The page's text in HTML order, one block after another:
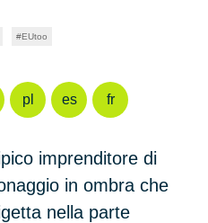
EUtoo
pl es fr
imprenditore di
in ombra che
nella parte